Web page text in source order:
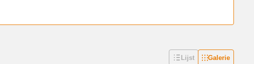
Lijst Galerie